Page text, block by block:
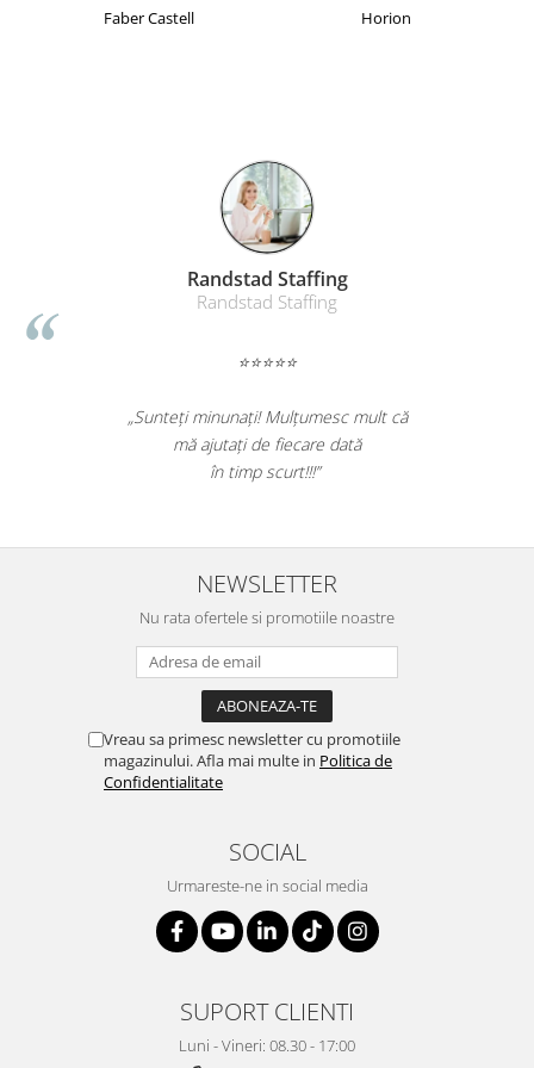
Table magnetice (whiteboard-uri)
Incarcatoare cu fir si auto
Ceasuri smart - Smartwatch
Baterii externe - Powerbanks
Accesorii localizare (FindMy)
Cartuse, tonere, consumabile PC
Standuri PC si suporturi
Suporturi si huse telefoane &
Tehnica si mobilier pentru birou
Laminatoare
Calculatoare de birou
Cosuri de gunoi pentru birou
Scaune, birouri si produse
Faber Castell Horion
Randstad Staffing
Randstad Staffing
⭐⭐⭐⭐⭐
„Sunteți minunați! Mulțumesc mult că
mă ajutați de fiecare dată
în timp scurt!!!”
NEWSLETTER
Nu rata ofertele si promotiile noastre
Vreau sa primesc newsletter cu promotiile
magazinului. Afla mai multe in Politica de
Confidentialitate
SOCIAL
Urmareste-ne in social media
SUPORT CLIENTI
Luni - Vineri: 08.30 - 17:00